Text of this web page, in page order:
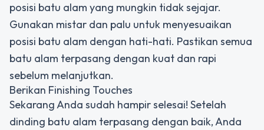
posisi batu alam yang mungkin tidak sejajar.
Gunakan mistar dan palu untuk menyesuaikan
posisi batu alam dengan hati-hati. Pastikan semua
batu alam terpasang dengan kuat dan rapi
sebelum melanjutkan.
Berikan Finishing Touches
Sekarang Anda sudah hampir selesai! Setelah
dinding batu alam terpasang dengan baik, Anda